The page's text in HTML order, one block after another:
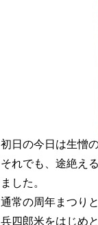
初日の今日は生憎
それでも、途絶え
ました。
通常の周年まつり
兵四郎米をはじめ